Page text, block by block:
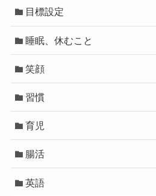
目標設定
睡眠、休むこと
笑顔
習慣
育児
腸活
英語